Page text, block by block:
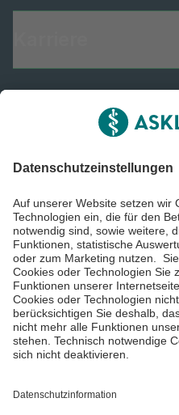
Informiert bleiben
Impressum
Datenschutzinformationen
Barrierefreiheit